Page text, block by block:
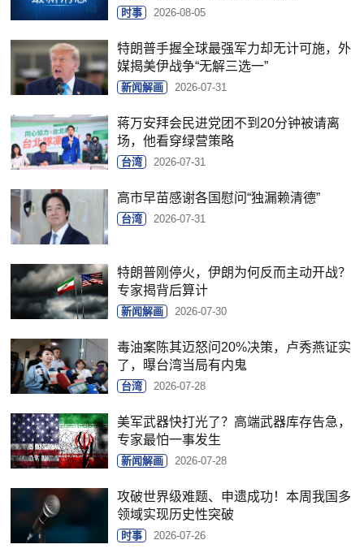
时事 2026-08-05
特朗普手握全球最强军力却无计可施，外
媒揭美伊战争“无解三选一”
新闻解画 2026-07-31
蒋万安拜会民进党团不到20分钟被请离
场，他看穿绿营策略
台湾 2026-07-31
高市早苗感谢各国慰问“独漏赖清德”
台湾 2026-07-31
特朗普刚停火，伊朗为何反而主动开战？
专家揭背后算计
新闻解画 2026-07-30
毒油案陈其迈怒问20%决策，卢秀燕证实
了，曝台湾当局有内鬼
台湾 2026-07-28
美军武器快打光了？高端武器库存告急，
专家最怕一事发生
新闻解画 2026-07-28
攻破世界级难题、申遗成功！本周我国多
领域实现历史性突破
时事 2026-07-26